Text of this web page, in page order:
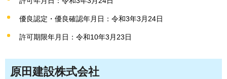
優良認定・優良確認年月日：令和3年3月24日
許可期限年月日：令和10年3月23日
原田建設株式会社